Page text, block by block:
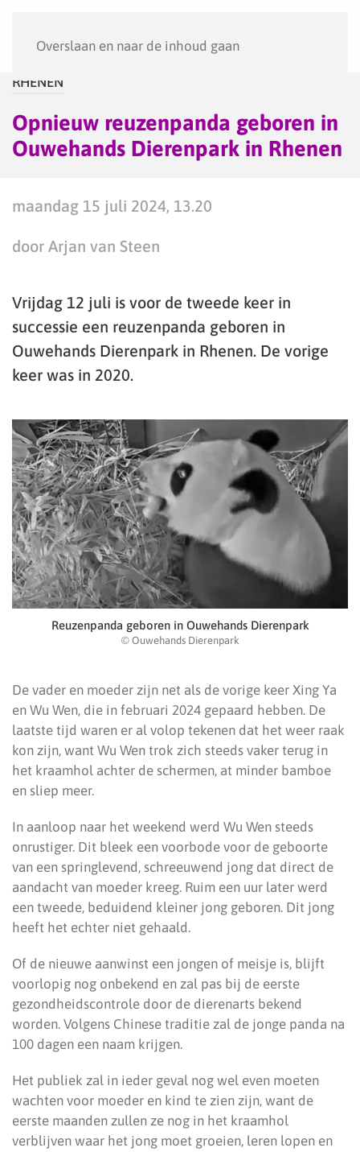
Overslaan en naar de inhoud gaan
RHENEN
Opnieuw reuzenpanda geboren in
Ouwehands Dierenpark in Rhenen
maandag 15 juli 2024, 13.20
door Arjan van Steen
Vrijdag 12 juli is voor de tweede keer in
successie een reuzenpanda geboren in
Ouwehands Dierenpark in Rhenen. De vorige
keer was in 2020.
Reuzenpanda geboren in Ouwehands Dierenpark
© Ouwehands Dierenpark
De vader en moeder zijn net als de vorige keer Xing Ya
en Wu Wen, die in februari 2024 gepaard hebben. De
laatste tijd waren er al volop tekenen dat het weer raak
kon zijn, want Wu Wen trok zich steeds vaker terug in
het kraamhol achter de schermen, at minder bamboe
en sliep meer.
In aanloop naar het weekend werd Wu Wen steeds
onrustiger. Dit bleek een voorbode voor de geboorte
van een springlevend, schreeuwend jong dat direct de
aandacht van moeder kreeg. Ruim een uur later werd
een tweede, beduidend kleiner jong geboren. Dit jong
heeft het echter niet gehaald.
Of de nieuwe aanwinst een jongen of meisje is, blijft
voorlopig nog onbekend en zal pas bij de eerste
gezondheidscontrole door de dierenarts bekend
worden. Volgens Chinese traditie zal de jonge panda na
100 dagen een naam krijgen.
Het publiek zal in ieder geval nog wel even moeten
wachten voor moeder en kind te zien zijn, want de
eerste maanden zullen ze nog in het kraamhol
verblijven waar het jong moet groeien, leren lopen en